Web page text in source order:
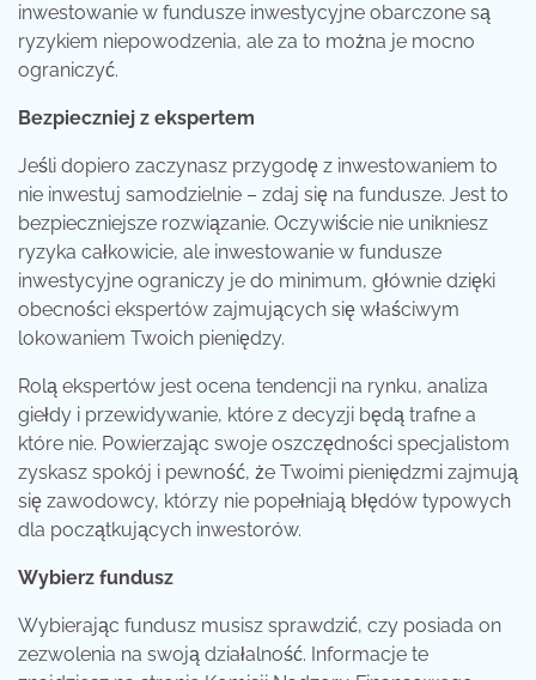
inwestowanie w fundusze inwestycyjne obarczone są
ryzykiem niepowodzenia, ale za to można je mocno
ograniczyć.
Bezpieczniej z ekspertem
Jeśli dopiero zaczynasz przygodę z inwestowaniem to
nie inwestuj samodzielnie – zdaj się na fundusze. Jest to
bezpieczniejsze rozwiązanie. Oczywiście nie unikniesz
ryzyka całkowicie, ale inwestowanie w fundusze
inwestycyjne ograniczy je do minimum, głównie dzięki
obecności ekspertów zajmujących się właściwym
lokowaniem Twoich pieniędzy.
Rolą ekspertów jest ocena tendencji na rynku, analiza
giełdy i przewidywanie, które z decyzji będą trafne a
które nie. Powierzając swoje oszczędności specjalistom
zyskasz spokój i pewność, że Twoimi pieniędzmi zajmują
się zawodowcy, którzy nie popełniają błędów typowych
dla początkujących inwestorów.
Wybierz fundusz
Wybierając fundusz musisz sprawdzić, czy posiada on
zezwolenia na swoją działalność. Informacje te